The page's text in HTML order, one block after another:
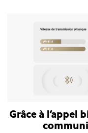
Grâce à l’appel